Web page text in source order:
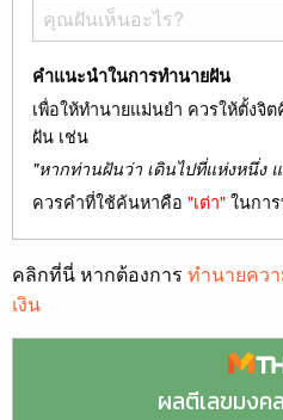
คำแนะนำในการทำนายฝัน
เพื่อให้ทำนายแม่นยำ ควรให้ตั้งจิ
ฝัน เช่น
"หากท่านฝันว่า เดินไปที่แห่งหนึ่ง
ควรคำที่ใช้ค้นหาคือ "เต่า"ในกา
คลิกที่นี่ หากต้องการ ทำนายคว
เงิน
ผลตีเลขมงค